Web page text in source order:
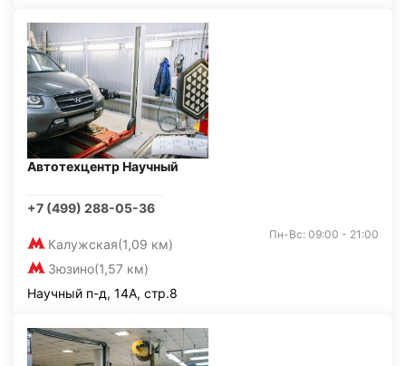
Автотехцентр Научный
+7 (499) 288-05-36
Калужская(1,09 км)
Зюзино(1,57 км)
Пн-Вс: 09:00 - 21:00
Научный п-д, 14А, стр.8